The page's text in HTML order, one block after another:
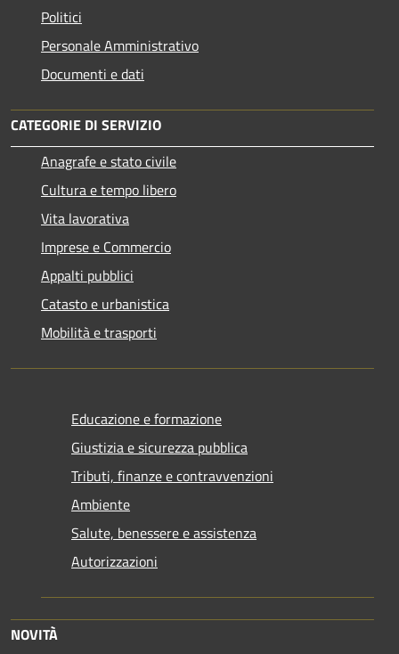
Politici
Personale Amministrativo
Documenti e dati
CATEGORIE DI SERVIZIO
Anagrafe e stato civile
Cultura e tempo libero
Vita lavorativa
Imprese e Commercio
Appalti pubblici
Catasto e urbanistica
Mobilità e trasporti
Educazione e formazione
Giustizia e sicurezza pubblica
Tributi, finanze e contravvenzioni
Ambiente
Salute, benessere e assistenza
Autorizzazioni
NOVITÀ